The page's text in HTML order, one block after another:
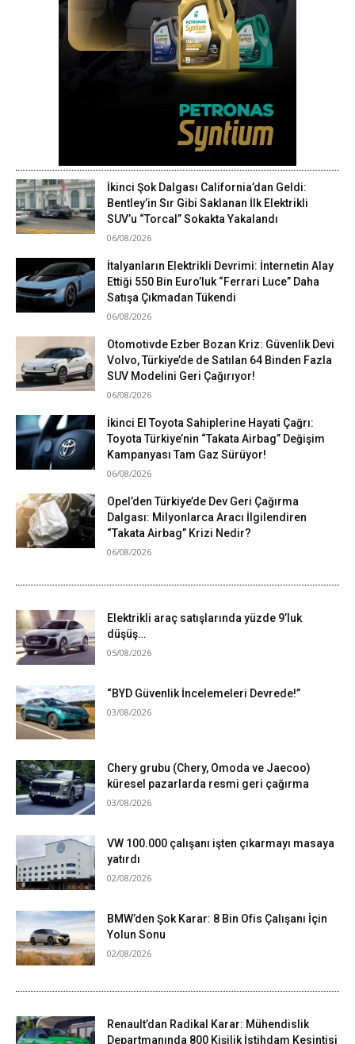
İkinci Şok Dalgası California’dan Geldi:
Bentley’in Sır Gibi Saklanan İlk Elektrikli
SUV’u “Torcal” Sokakta Yakalandı
06/08/2026
İtalyanların Elektrikli Devrimi: İnternetin Alay
Ettiği 550 Bin Euro’luk “Ferrari Luce” Daha
Satışa Çıkmadan Tükendi
06/08/2026
Otomotivde Ezber Bozan Kriz: Güvenlik Devi
Volvo, Türkiye’de de Satılan 64 Binden Fazla
SUV Modelini Geri Çağırıyor!
06/08/2026
İkinci El Toyota Sahiplerine Hayati Çağrı:
Toyota Türkiye’nin “Takata Airbag” Değişim
Kampanyası Tam Gaz Sürüyor!
06/08/2026
Opel’den Türkiye’de Dev Geri Çağırma
Dalgası: Milyonlarca Aracı İlgilendiren
“Takata Airbag” Krizi Nedir?
06/08/2026
Elektrikli araç satışlarında yüzde 9’luk
düşüş…
05/08/2026
“BYD Güvenlik İncelemeleri Devrede!”
03/08/2026
Chery grubu (Chery, Omoda ve Jaecoo)
küresel pazarlarda resmi geri çağırma
03/08/2026
VW 100.000 çalışanı işten çıkarmayı masaya
yatırdı
02/08/2026
BMW’den Şok Karar: 8 Bin Ofis Çalışanı İçin
Yolun Sonu
02/08/2026
Renault’dan Radikal Karar: Mühendislik
Departmanında 800 Kişilik İstihdam Kesintisi